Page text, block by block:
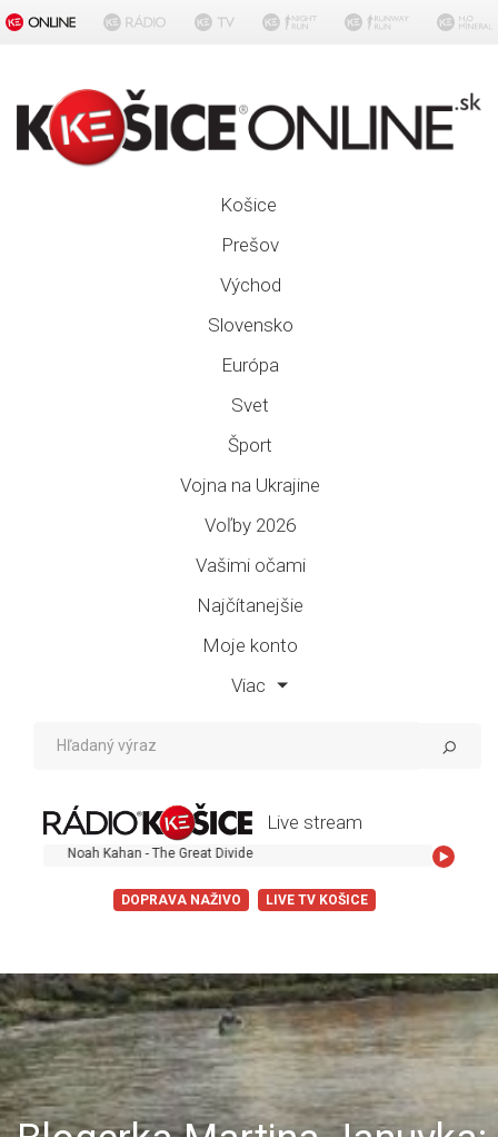
Košice
Prešov
Východ
Slovensko
Európa
Svet
Šport
Vojna na Ukrajine
Voľby 2026
Vašimi očami
Najčítanejšie
Moje konto
Viac
Live stream
Noah Kahan - The Great Divide
DOPRAVA NAŽIVO LIVE TV KOŠICE